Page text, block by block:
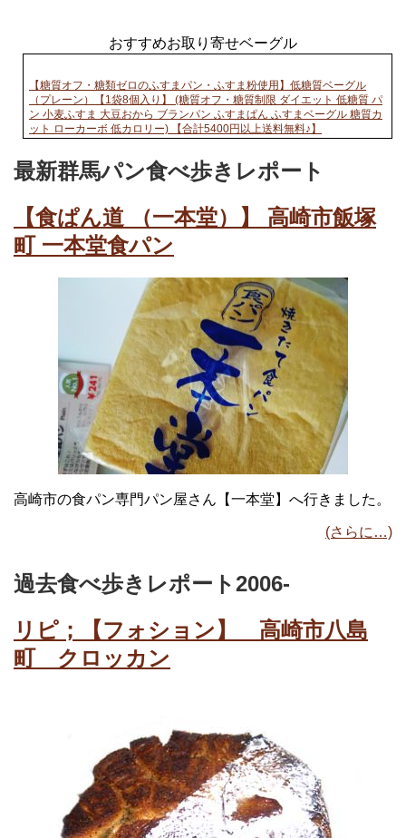
おすすめお取り寄せベーグル
【糖質オフ・糖類ゼロのふすまパン・ふすま粉使用】低糖質ベーグル
（プレーン）【1袋8個入り】 (糖質オフ・糖質制限 ダイエット 低糖質 パ
ン 小麦ふすま 大豆おから ブランパン ふすまぱん ふすまベーグル 糖質カ
ット ローカーボ 低カロリー) 【合計5400円以上送料無料♪】
最新群馬パン食べ歩きレポート
【食ぱん道 （一本堂）】 高崎市飯塚
町 一本堂食パン
高崎市の食パン専門パン屋さん【一本堂】へ行きました。
(さらに…)
過去食べ歩きレポート2006-
リピ；【フォション】 高崎市八島
町 クロッカン